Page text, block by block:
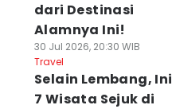
dari Destinasi
Alamnya Ini!
30 Jul 2026, 20:30 WIB
Travel
Selain Lembang, Ini
7 Wisata Sejuk di